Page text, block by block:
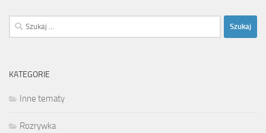
Szukaj:
KATEGORIE
Inne tematy
Rozrywka